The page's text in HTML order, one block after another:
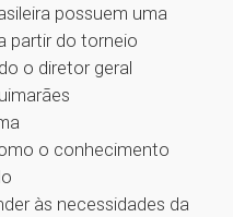
possuem uma
partir do torneio
o diretor geral
o conhecimento
às necessidades da